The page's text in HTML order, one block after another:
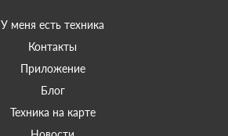
У меня есть техника
Контакты
Приложение
Блог
Техника на карте